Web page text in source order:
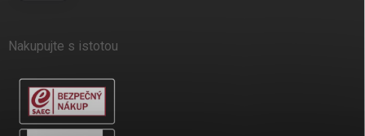
Nakupujte s istotou